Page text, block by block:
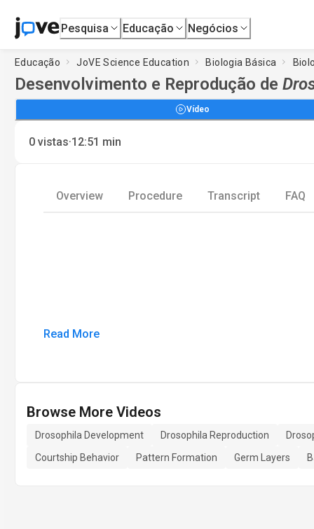
Pesquisa Educação Negócios
Educação JoVE Science Education Biologia Básica
Desenvolvimento e Reprodução de
Vídeo
0 vistas·12:51 min
Overview Procedure Transcript FAQ
Read More
Browse More Videos
Drosophila Development Drosophila Reproduction
Courtship Behavior
Pattern Formation Germ Layers